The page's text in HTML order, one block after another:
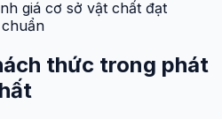
giá cơ sở vật chất đạt
chuẩn
thức trong phát